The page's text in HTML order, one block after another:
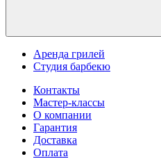
Аренда грилей
Студия барбекю
Контакты
Мастер-классы
О компании
Гарантия
Доставка
Оплата